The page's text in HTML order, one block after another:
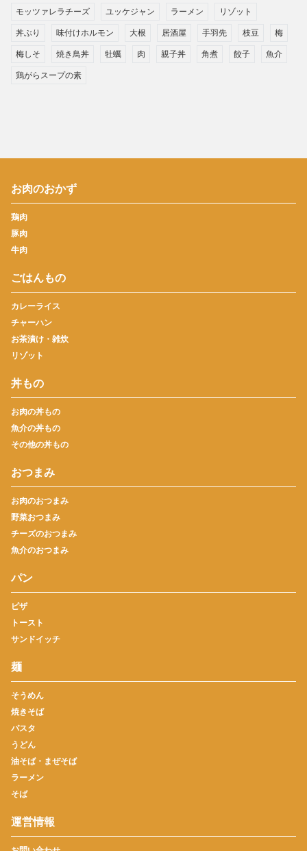
モッツァレラチーズ ユッケジャン ラーメン リゾット
丼ぶり 味付けホルモン 大根 居酒屋 手羽先 枝豆 梅
梅しそ 焼き鳥丼 牡蠣 肉 親子丼 角煮 餃子 魚介
鶏がらスープの素
お肉のおかず
鶏肉
豚肉
牛肉
ごはんもの
カレーライス
チャーハン
お茶漬け・雑炊
リゾット
丼もの
お肉の丼もの
魚介の丼もの
その他の丼もの
おつまみ
お肉のおつまみ
野菜おつまみ
チーズのおつまみ
魚介のおつまみ
パン
ピザ
トースト
サンドイッチ
麺
そうめん
焼きそば
パスタ
うどん
油そば・まぜそば
ラーメン
そば
運営情報